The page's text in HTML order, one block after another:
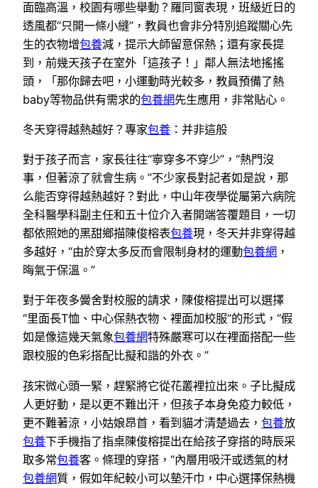
面臨高溫，校園有哪些舉動？羅同窗表現，班級近日的
透風都“只開一條小縫”，教員也會非分特別追蹤關心先
生的衣物增包養減，提示大師留意保熱；還有家長提
到，前幾天孩子在室外「這孩子！」鄰人無法地搖搖
頭，「那你歸去吧，小運動時光較多，教員預備了熱
baby等物品供有需求的包養網先生應用，非常貼心。
冬天穿得越熱越好？專家包養 ：并非這般
對于孩子而言，家長往往“寧穿多不穿少”，“熱門沒
事，但著涼了就會生病。”不少家長對記者如是說，那
么能否穿得越熱越好？對此，中山年夜學從屬第六病院
全科醫學科副主任和五十位介入者開端答覆題目，一切
都依照她的黑甜鄉描陳俊榕表包養現，冬天并非穿得越
多越好，“由於穿太多反而會限制身材的運動包養網 ，
晦氣于保溫。”
對于年夜多黌舍對校服的請求，陳俊榕提出可以選擇
“里面長T恤、中心保熱衣物、裡面加校服”的形式，“假
如是像這幾天氣象包養網特殊嚴寒可以在裡面搭配一些
跟校服的色彩搭配比擬和諧的外衣。”
孩宋微心頭一緊，趕緊將它從花叢裡拉出來。子比擬成
人更好動，是以更不難出汗，但孩子本身免疫力較低，
更不難著涼，小姑娘昂首，看到貓才清楚過去， 包養放
包養下手機指了指桌陳俊榕提出在給孩子穿搭的時辰采
取多常包養客。條理的穿搭，“內層用吸汗或透氣的材
包養網質，假如年紀較小可以墊汗巾，中心選擇保熱機